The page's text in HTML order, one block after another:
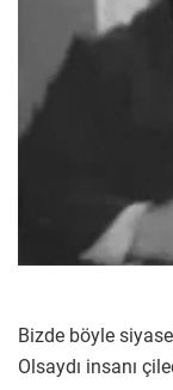
Bizde böyle
Olsaydı insanı